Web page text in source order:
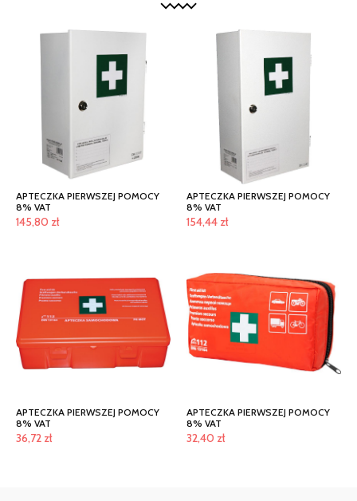
APTECZKA PIERWSZEJ POMOCY
8% VAT
145,80 zł
APTECZKA PIERWSZEJ POMOCY
8% VAT
154,44 zł
APTECZKA PIERWSZEJ POMOCY
8% VAT
36,72 zł
APTECZKA PIERWSZEJ POMOCY
8% VAT
32,40 zł